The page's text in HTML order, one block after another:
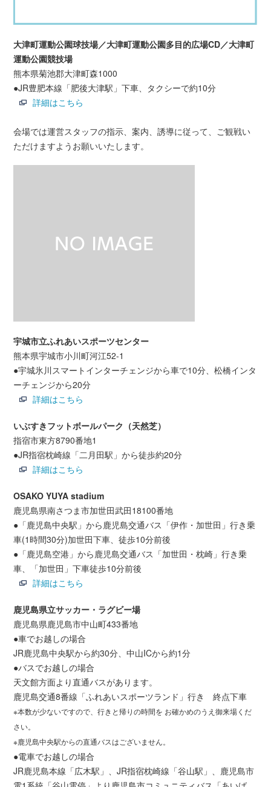
大津町運動公園球技場／大津町運動公園多目的広場CD／大津町
運動公園競技場
熊本県菊池郡大津町森1000
●JR豊肥本線「肥後大津駅」下車、タクシーで約10分
詳細はこちら
会場では運営スタッフの指示、案内、誘導に従って、ご観戦い
ただけますようお願いいたします。
宇城市立ふれあいスポーツセンター
熊本県宇城市小川町河江52-1
●宇城氷川スマートインターチェンジから車で10分、松橋インタ
ーチェンジから20分
詳細はこちら
いぶすきフットボールパーク（天然芝）
指宿市東方8790番地1
●JR指宿枕崎線「二月田駅」から徒歩約20分
詳細はこちら
OSAKO YUYA stadium
鹿児島県南さつま市加世田武田18100番地
●「鹿児島中央駅」から鹿児島交通バス「伊作・加世田」行き乗
車(1時間30分)加世田下車、徒歩10分前後
●「鹿児島空港」から鹿児島交通バス「加世田・枕崎」行き乗
車、「加世田」下車徒歩10分前後
詳細はこちら
鹿児島県立サッカー・ラグビー場
鹿児島県鹿児島市中山町433番地
●車でお越しの場合
JR鹿児島中央駅から約30分、中山ICから約1分
●バスでお越しの場合
天文館方面より直通バスがあります。
鹿児島交通8番線「ふれあいスポーツランド」行き 終点下車
※本数が少ないですので、行きと帰りの時間を お確かめのうえ御来場くだ
さい。
※鹿児島中央駅からの直通バスはございません。
●電車でお越しの場合
JR鹿児島本線「広木駅」、JR指宿枕崎線「谷山駅」、鹿児島市